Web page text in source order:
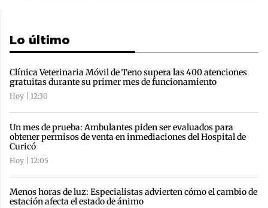
Lo último
Clínica Veterinaria Móvil de Teno supera las 400 atenciones
gratuitas durante su primer mes de funcionamiento
Hoy | 12:30
Un mes de prueba: Ambulantes piden ser evaluados para
obtener permisos de venta en inmediaciones del Hospital de
Curicó
Hoy | 12:05
Menos horas de luz: Especialistas advierten cómo el cambio de
estación afecta el estado de ánimo